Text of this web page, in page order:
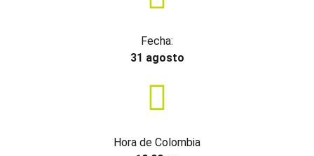
Fecha:
31 agosto
Hora de Colombia